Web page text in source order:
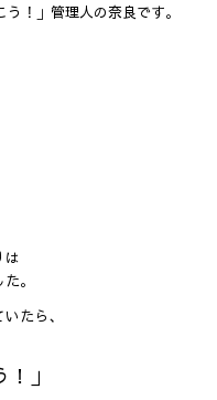
！」管理人の奈良です。
は
。
たら、
」